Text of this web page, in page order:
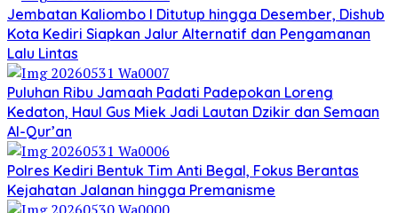
Jembatan Kaliombo I Ditutup hingga Desember, Dishub
Kota Kediri Siapkan Jalur Alternatif dan Pengamanan
Lalu Lintas
Puluhan Ribu Jamaah Padati Padepokan Loreng
Kedaton, Haul Gus Miek Jadi Lautan Dzikir dan Semaan
Al-Qur’an
Polres Kediri Bentuk Tim Anti Begal, Fokus Berantas
Kejahatan Jalanan hingga Premanisme